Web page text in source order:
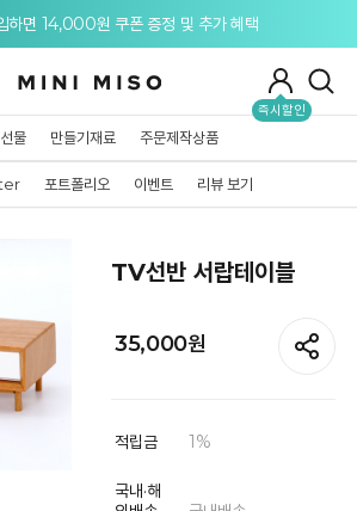
하면 14,000원 쿠폰 증정 및 추가 혜택
즉시할인
물 만들기재료 주문제작상품
포트폴리오 이벤트 리뷰 보기
TV선반 서랍테이블
35,000원
적립금 1%
국내·해